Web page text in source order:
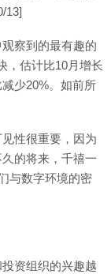
13]
察到的最有趣的
，估计比10月增长
少20%。如前所
性很重要，因为
的将来，千禧一
与数字环境的密
资组织的兴趣越